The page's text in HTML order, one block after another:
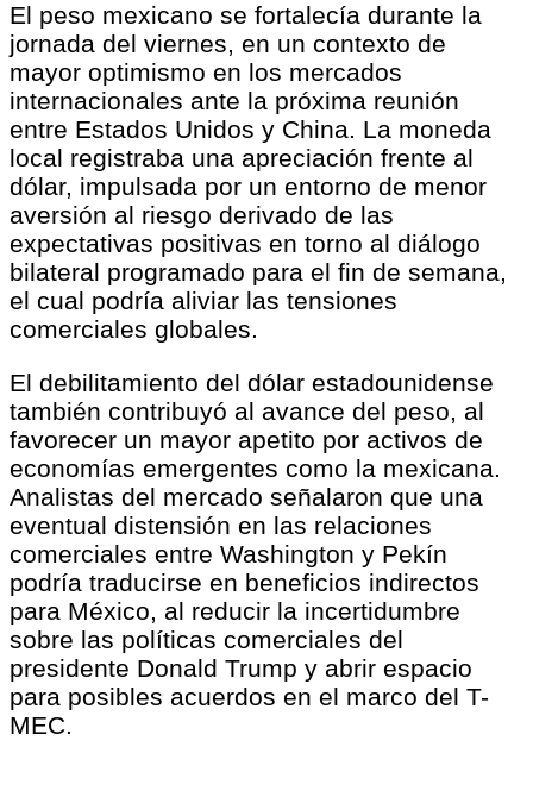
El peso mexicano se fortalecía durante la
jornada del viernes, en un contexto de
mayor optimismo en los mercados
internacionales ante la próxima reunión
entre Estados Unidos y China. La moneda
local registraba una apreciación frente al
dólar, impulsada por un entorno de menor
aversión al riesgo derivado de las
expectativas positivas en torno al diálogo
bilateral programado para el fin de semana,
el cual podría aliviar las tensiones
comerciales globales.
El debilitamiento del dólar estadounidense
también contribuyó al avance del peso, al
favorecer un mayor apetito por activos de
economías emergentes como la mexicana.
Analistas del mercado señalaron que una
eventual distensión en las relaciones
comerciales entre Washington y Pekín
podría traducirse en beneficios indirectos
para México, al reducir la incertidumbre
sobre las políticas comerciales del
presidente Donald Trump y abrir espacio
para posibles acuerdos en el marco del T-
MEC.